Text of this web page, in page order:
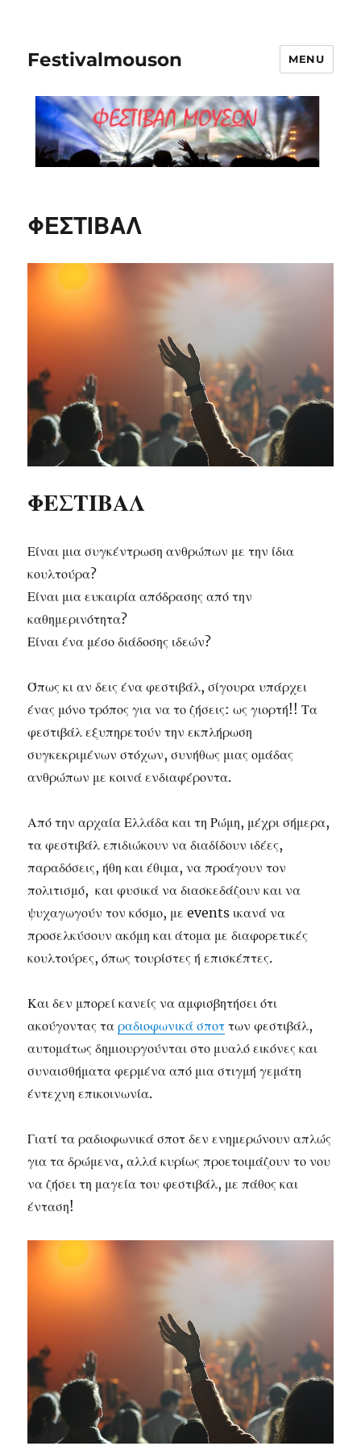
Festivalmouson MENU
ΦΕΣΤΙΒΑΛ
ΦΕΣΤΙΒΑΛ
Είναι μια συγκέντρωση ανθρώπων με την ίδια
κουλτούρα?
Είναι μια ευκαιρία απόδρασης από την
καθημερινότητα?
Είναι ένα μέσο διάδοσης ιδεών?
Όπως κι αν δεις ένα φεστιβάλ, σίγουρα υπάρχει
ένας μόνο τρόπος για να το ζήσεις: ως γιορτή!! Τα
φεστιβάλ εξυπηρετούν την εκπλήρωση
συγκεκριμένων στόχων, συνήθως μιας ομάδας
ανθρώπων με κοινά ενδιαφέροντα.
Από την αρχαία Ελλάδα και τη Ρώμη, μέχρι σήμερα,
τα φεστιβάλ επιδιώκουν να διαδίδουν ιδέες,
παραδόσεις, ήθη και έθιμα, να προάγουν τον
πολιτισμό, και φυσικά να διασκεδάζουν και να
ψυχαγωγούν τον κόσμο, με events ικανά να
προσελκύσουν ακόμη και άτομα με διαφορετικές
κουλτούρες, όπως τουρίστες ή επισκέπτες.
Και δεν μπορεί κανείς να αμφισβητήσει ότι
ακούγοντας ταραδιοφωνικά σποτ των φεστιβάλ,
αυτομάτως δημιουργούνται στο μυαλό εικόνες και
συναισθήματα φερμένα από μια στιγμή γεμάτη
έντεχνη επικοινωνία.
Γιατί τα ραδιοφωνικά σποτ δεν ενημερώνουν απλώς
για τα δρώμενα, αλλά κυρίως προετοιμάζουν το νου
να ζήσει τη μαγεία του φεστιβάλ, με πάθος και
ένταση!